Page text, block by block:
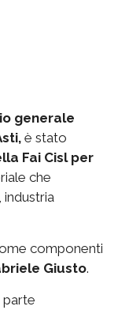
generale
è stato
Fai Cisl per
che
componenti
Giusto.
parte